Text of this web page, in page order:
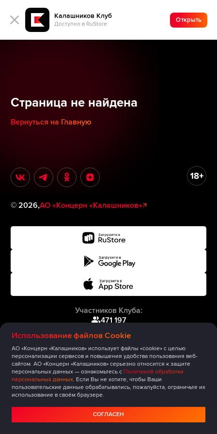
Калашников Клуб
Доступно в RuStore
Открыть
Использование файлов Cookie
АО «Концерн «Калашников» использует файлы «cookie» с целью
персонализации сервисов и повышения удобства пользования веб-
сайтом. АО «Концерн «Калашников» серьезно относится к защите
персональных данных — ознакомьтесь с Политикой обработки
персональных данных. Если Вы не хотите, чтобы Ваши
пользовательские данные обрабатывались, пожалуйста, ограничьте их
использование в своём браузере.
СОГЛАСЕН
Страница не найдена
Вернуться на Главную
©2026,АО «Концерн «Калашников»
Участников Клуба:
471 197